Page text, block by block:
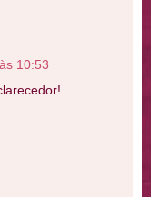
10:53